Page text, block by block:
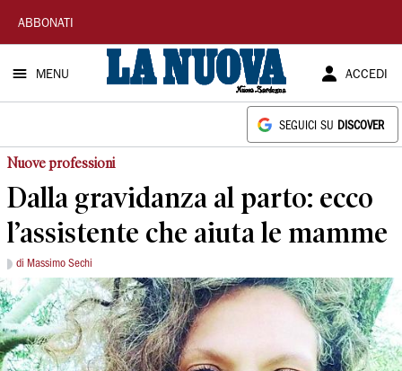
La
Nuova
Sardegna
ABBONATI
MENU ACCEDI
SEGUICI SU DISCOVER
Nuove professioni
Dalla gravidanza al parto: ecco
l’assistente che aiuta le mamme
di Massimo Sechi